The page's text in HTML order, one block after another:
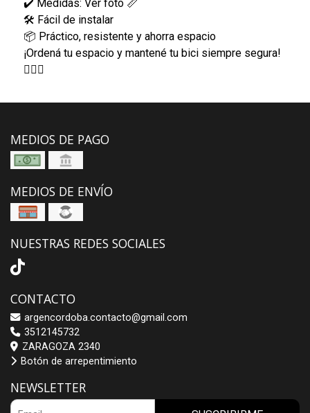
✔️ Medidas: Ver foto 📏
🛠️ Fácil de instalar
📦 Práctico, resistente y ahorra espacio
¡Ordená tu espacio y mantené tu bici siempre segura!
🚴‍♂️✨
MEDIOS DE PAGO
MEDIOS DE ENVÍO
NUESTRAS REDES SOCIALES
CONTACTO
argencordoba.contacto@gmail.com
3512145732
ZARAGOZA 2340
Botón de arrepentimiento
NEWSLETTER